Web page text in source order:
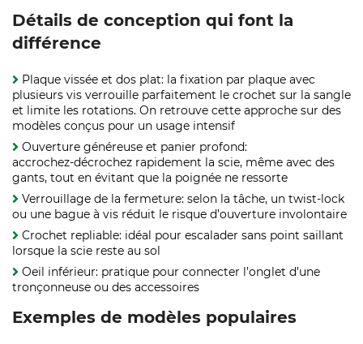
Détails de conception qui font la
différence
Plaque vissée et dos plat: la fixation par plaque avec
plusieurs vis verrouille parfaitement le crochet sur la sangle
et limite les rotations. On retrouve cette approche sur des
modèles conçus pour un usage intensif
Ouverture généreuse et panier profond:
accrochez‑décrochez rapidement la scie, même avec des
gants, tout en évitant que la poignée ne ressorte
Verrouillage de la fermeture: selon la tâche, un twist‑lock
ou une bague à vis réduit le risque d’ouverture involontaire
Crochet repliable: idéal pour escalader sans point saillant
lorsque la scie reste au sol
Oeil inférieur: pratique pour connecter l’onglet d’une
tronçonneuse ou des accessoires
Exemples de modèles populaires